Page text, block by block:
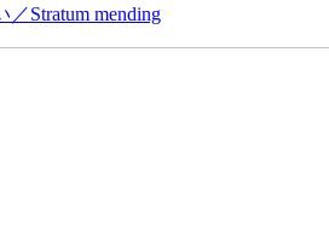
Stratum mending